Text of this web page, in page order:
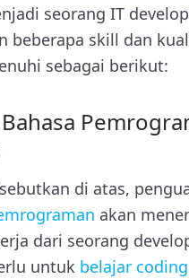
seorang IT
beberapa skill dan
sebagai berikut:
di atas,
akan
dari seorang
untuk belajar coding